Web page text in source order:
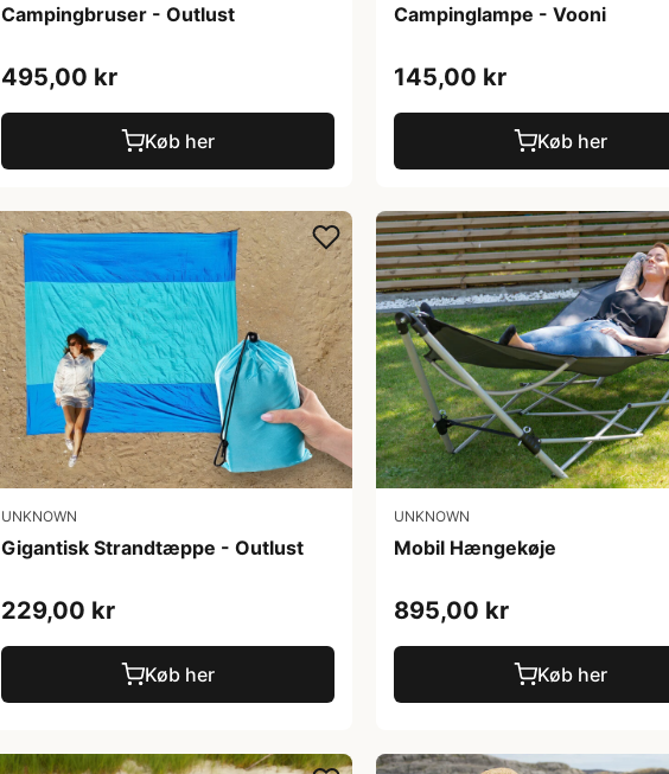
Campingbruser - Outlust
495,00 kr
Køb her
Campinglampe - Vooni
145,00 kr
Køb her
UNKNOWN
Gigantisk Strandtæppe - Outlust
229,00 kr
Køb her
UNKNOWN
Mobil Hængekøje
895,00 kr
Køb her